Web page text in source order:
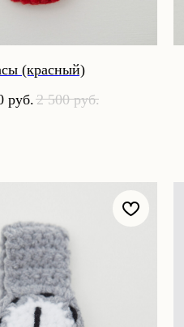
(красный)
руб. 2 500 руб.